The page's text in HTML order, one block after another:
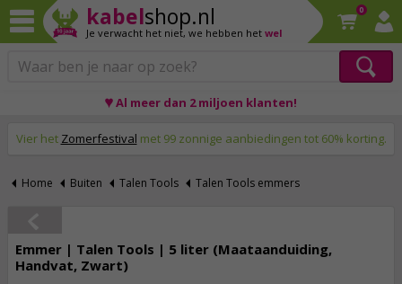
kabelshop.nl
Je verwacht het niet, we hebben het wel
0
♥ Al meer dan 2 miljoen klanten!
Vier het Zomerfestival met 99 zonnige aanbiedingen tot 60% korting.
Home Buiten Talen Tools Talen Tools emmers
Emmer | Talen Tools | 5 liter (Maataanduiding,
Handvat, Zwart)